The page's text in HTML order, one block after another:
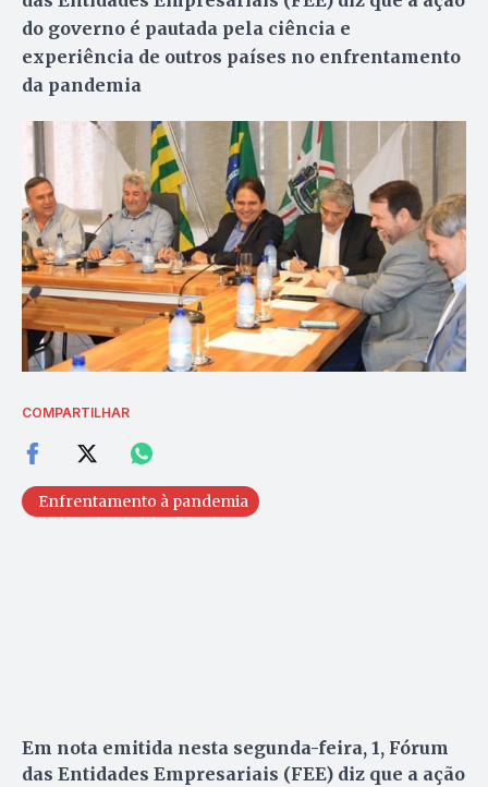
do governo é pautada pela ciência e
experiência de outros países no enfrentamento
da pandemia
COMPARTILHAR
Enfrentamento à pandemia
Em nota emitida nesta segunda-feira, 1, Fórum
das Entidades Empresariais (FEE) diz que a ação